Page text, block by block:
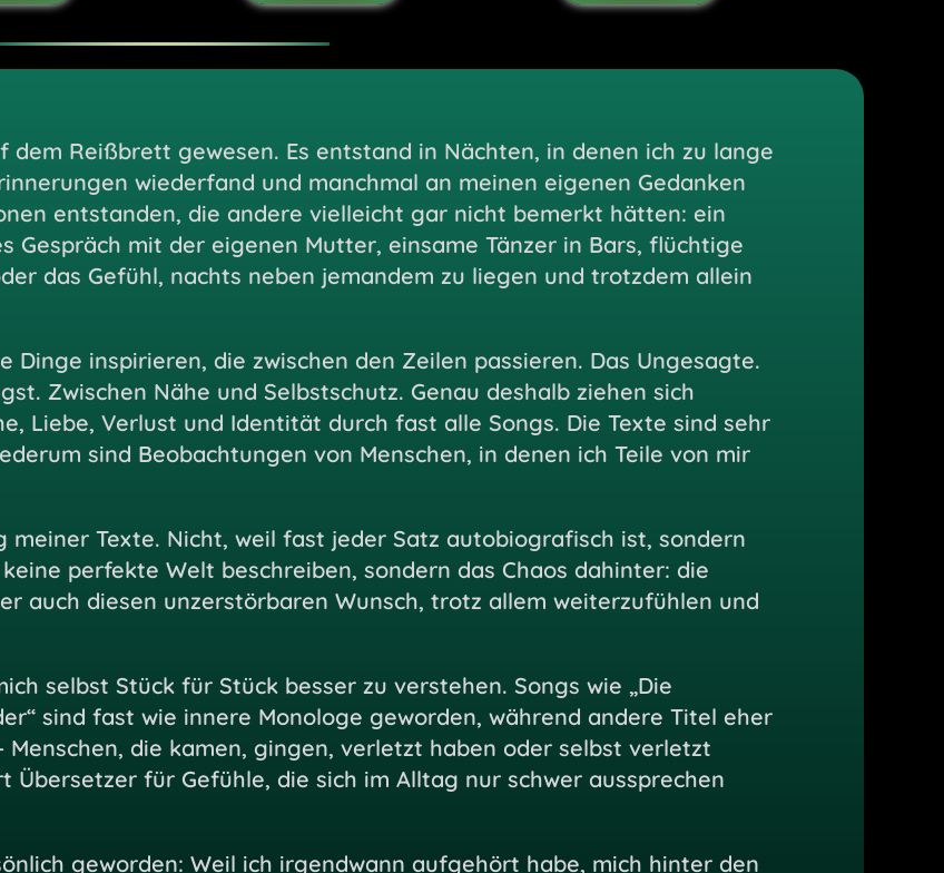
Reißbrett gewesen. Es entstand in Nächten, in denen ich zu lange
wiederfand und manchmal an meinen eigenen Gedanken
entstanden, die andere vielleicht gar nicht bemerkt hätten: ein
Gespräch mit der eigenen Mutter, einsame Tänzer in Bars, flüchtige
das Gefühl, nachts neben jemandem zu liegen und trotzdem allein
Dinge inspirieren, die zwischen den Zeilen passieren. Das Ungesagte.
Zwischen Nähe und Selbstschutz. Genau deshalb ziehen sich
Liebe, Verlust und Identität durch fast alle Songs. Die Texte sind sehr
sind Beobachtungen von Menschen, in denen ich Teile von mir
meiner Texte. Nicht, weil fast jeder Satz autobiografisch ist, sondern
perfekte Welt beschreiben, sondern das Chaos dahinter: die
auch diesen unzerstörbaren Wunsch, trotz allem weiterzufühlen und
selbst Stück für Stück besser zu verstehen. Songs wie „Die
sind fast wie innere Monologe geworden, während andere Titel eher
die kamen, gingen, verletzt haben oder selbst verletzt
Übersetzer für Gefühle, die sich im Alltag nur schwer aussprechen
geworden: Weil ich irgendwann aufgehört habe, mich hinter den